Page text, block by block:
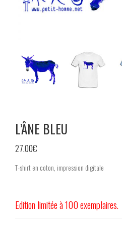
L’ÂNE BLEU
27.00€
T-shirt en coton, impression digitale
Edition limitée à 100 exemplaires.